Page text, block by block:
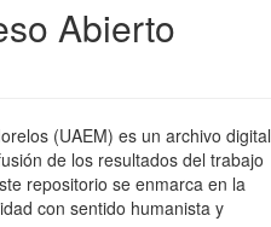
Abierto
(UAEM) es un archivo digital
de los resultados del trabajo
repositorio se enmarca en la
con sentido humanista y